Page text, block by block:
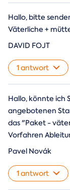
Hallo, bitte
Väterliche +
DAVID FOJT
1 antwort
Hallo, könnte ich
angebotenen
das "Paket -
Vorfahren
Pavel Novák
1 antwort